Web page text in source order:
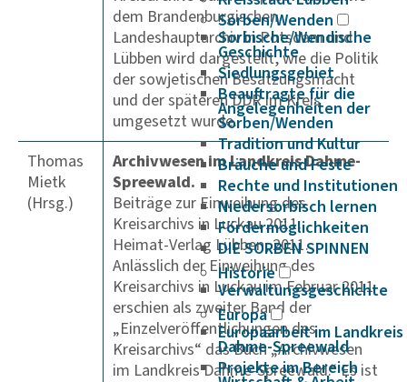
Sorben/Wenden
Sorbische/Wendische
Geschichte
Siedlungsgebiet
Beauftragte für die
Angelegenheiten der
Sorben/Wenden
Tradition und Kultur
Bräuche und Feste
Rechte und Institutionen
Niedersorbisch lernen
Fördermöglichkeiten
DIE SORBEN SPINNEN
Historie
Verwaltungsgeschichte
Europa
Europaarbeit im Landkreis
Dahme-Spreewald
Projekte im Bereich
dem Brandenburgischen
Landeshauptarchiv in Potsdam und
Lübben wird dargestellt, wie die Politik
der sowjetischen Besatzungsmacht
und der späteren DDR im Kreis
umgesetzt wurde.
Thomas
Mietk
(Hrsg.)
Archivwesen im Landkreis Dahme-
Spreewald.
Beiträge zur Einweihung des
Kreisarchivs in Luckau 2011.
Heimat-Verlag Lübben, 2011.
Anlässlich der Einweihung des
Kreisarchivs in Luckau im Februar 2011
erschien als zweiter Band der
„Einzelveröffentlichungen des
Kreisarchivs“ das Buch „Archivwesen
im Landkreis Dahme-Spreewald.“ Es ist